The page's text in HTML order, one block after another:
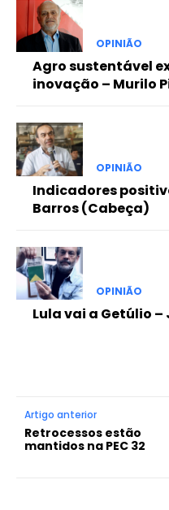
OPINIÃO
Agro sustentável
inovação – Murilo
OPINIÃO
Indicadores
Barros (Cabeça)
OPINIÃO
Lula vai a Getúlio –
Artigo anterior
Retrocessos estão
mantidos na PEC 32